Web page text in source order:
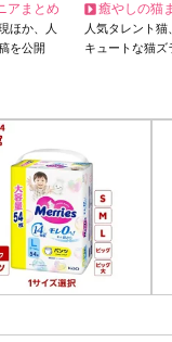
アまとめ
ほか、人
を公開
癒やしの猫
人気タレント猫
キュートな猫ズ